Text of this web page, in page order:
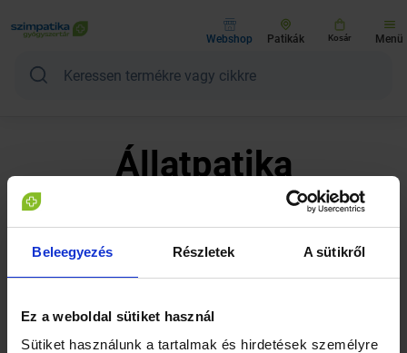
Beleegyezés Részletek A sütikről
Ez a weboldal sütiket használ
Sütiket használunk a tartalmak és hirdetések személyre
Webshop Patikák Kosár Menü
Állatpatika
KUTYA-MACSKA